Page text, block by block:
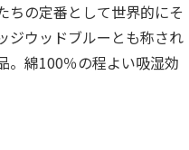
ちの定番として世界的にそ
ジウッドブルーとも称され
。綿100％の程よい吸湿効